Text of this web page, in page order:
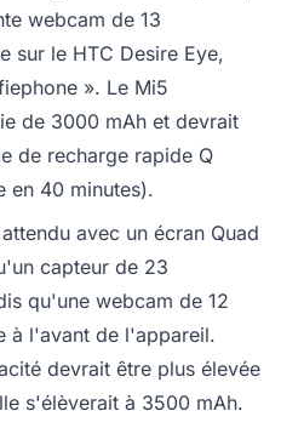
webcam de 13
sur le HTC Desire Eye,
». Le Mi5
de 3000 mAh et devrait
de recharge rapide Q
en 40 minutes).
avec un écran Quad
capteur de 23
qu'une webcam de 12
à l'avant de l'appareil.
devrait être plus élevée
s'élèverait à 3500 mAh.